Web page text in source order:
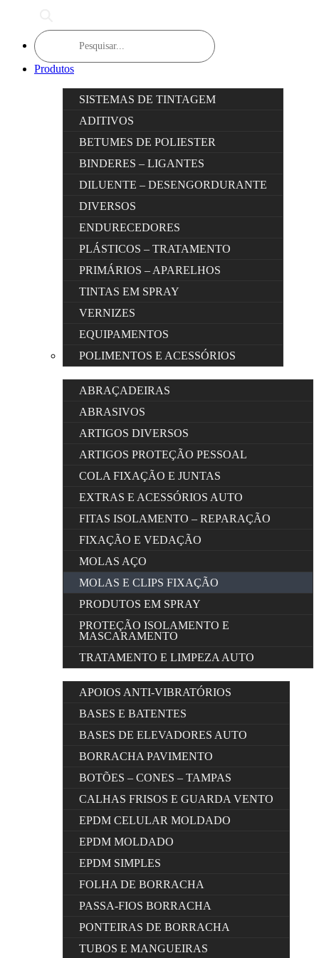
Products
search
Produtos
SISTEMAS DE TINTAGEM
ADITIVOS
BETUMES DE POLIESTER
BINDERES – LIGANTES
DILUENTE – DESENGORDURANTE
DIVERSOS
ENDURECEDORES
PLÁSTICOS – TRATAMENTO
PRIMÁRIOS – APARELHOS
TINTAS EM SPRAY
VERNIZES
EQUIPAMENTOS
POLIMENTOS E ACESSÓRIOS
ABRAÇADEIRAS
ABRASIVOS
ARTIGOS DIVERSOS
ARTIGOS PROTEÇÃO PESSOAL
COLA FIXAÇÃO E JUNTAS
EXTRAS E ACESSÓRIOS AUTO
FITAS ISOLAMENTO – REPARAÇÃO
FIXAÇÃO E VEDAÇÃO
MOLAS AÇO
MOLAS E CLIPS FIXAÇÃO
PRODUTOS EM SPRAY
PROTEÇÃO ISOLAMENTO E
MASCARAMENTO
TRATAMENTO E LIMPEZA AUTO
APOIOS ANTI-VIBRATÓRIOS
BASES E BATENTES
BASES DE ELEVADORES AUTO
BORRACHA PAVIMENTO
BOTÕES – CONES – TAMPAS
CALHAS FRISOS E GUARDA VENTO
EPDM CELULAR MOLDADO
EPDM MOLDADO
EPDM SIMPLES
FOLHA DE BORRACHA
PASSA-FIOS BORRACHA
PONTEIRAS DE BORRACHA
TUBOS E MANGUEIRAS